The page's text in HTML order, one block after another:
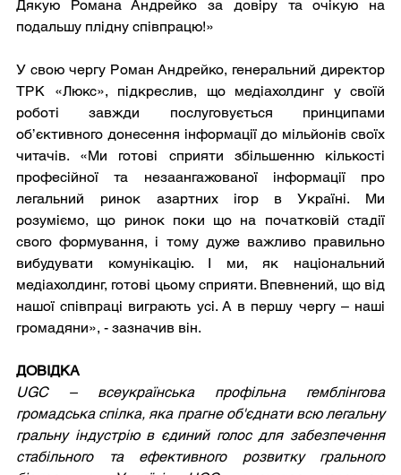
Дякую Романа Андрейко за довіру та очікую на
подальшу плідну співпрацю!»
У свою чергу Роман Андрейко, генеральний директор
ТРК «Люкс», підкреслив, що медіахолдинг у своїй
роботі завжди послуговується принципами
об’єктивного донесення інформації до мільйонів своїх
читачів. «Ми готові сприяти збільшенню кількості
професійної та незаангажованої інформації про
легальний ринок азартних ігор в Україні. Ми
розуміємо, що ринок поки що на початковій стадії
свого формування, і тому дуже важливо правильно
вибудувати комунікацію. І ми, як національний
медіахолдинг, готові цьому сприяти. Впевнений, що від
нашої співпраці виграють усі. А в першу чергу – наші
громадяни», - зазначив він.
ДОВІДКА
UGC – всеукраїнська профільна гемблінгова
громадська спілка, яка прагне об'єднати всю легальну
гральну індустрію в єдиний голос для забезпечення
стабільного та ефективного розвитку грального